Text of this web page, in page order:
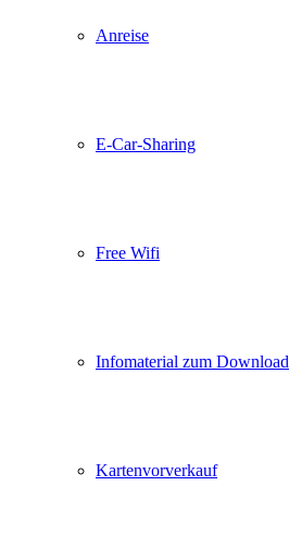
Anreise
E-Car-Sharing
Free Wifi
Infomaterial zum Download
Kartenvorverkauf